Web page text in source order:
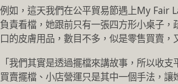
例如，這天我們在公平貿易節遇上My Fair
負責看檔，她跟前只有一張四方形小桌子，
口的皮膚用品，數目不多，似是零售買賣，
「我們其實是透過擺檔來講故事，所以收
買賣擺檔、小店營運只是其中一個手法，讓